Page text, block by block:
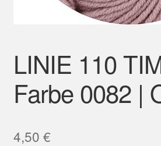
LINIE 110
Farbe 0082 |
4,50 €